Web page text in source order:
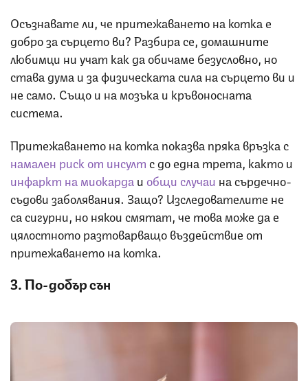
Осъзнавате ли, че притежаването на котка е
добро за сърцето ви? Разбира се, домашните
любимци ни учат как да обичаме безусловно, но
става дума и за физическата сила на сърцето ви и
не само. Също и на мозъка и кръвоносната
система.
Притежаването на котка показва пряка връзка с
намален риск от инсултс до една трета, както и
инфаркт на миокарда и общи случаи на сърдечно-
съдови заболявания. Защо? Изследователите не
са сигурни, но някои смятат, че това може да е
цялостното разтоварващо въздействие от
притежаването на котка.
3. По-добър сън